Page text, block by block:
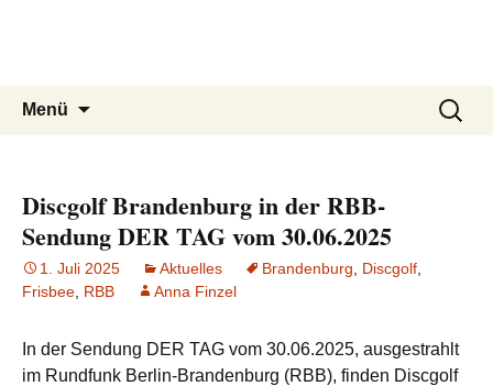
Menü
Suchen
nach:
Discgolf Brandenburg in der RBB-
Sendung DER TAG vom 30.06.2025
1. Juli 2025 Aktuelles Brandenburg Discgolf
Frisbee RBB Anna Finzel
In der Sen­dung DER TAG vom 30.06.2025, aus­ge­strahlt
im Rund­funk Ber­lin-Bran­den­burg (RBB), fin­den Disc­golf